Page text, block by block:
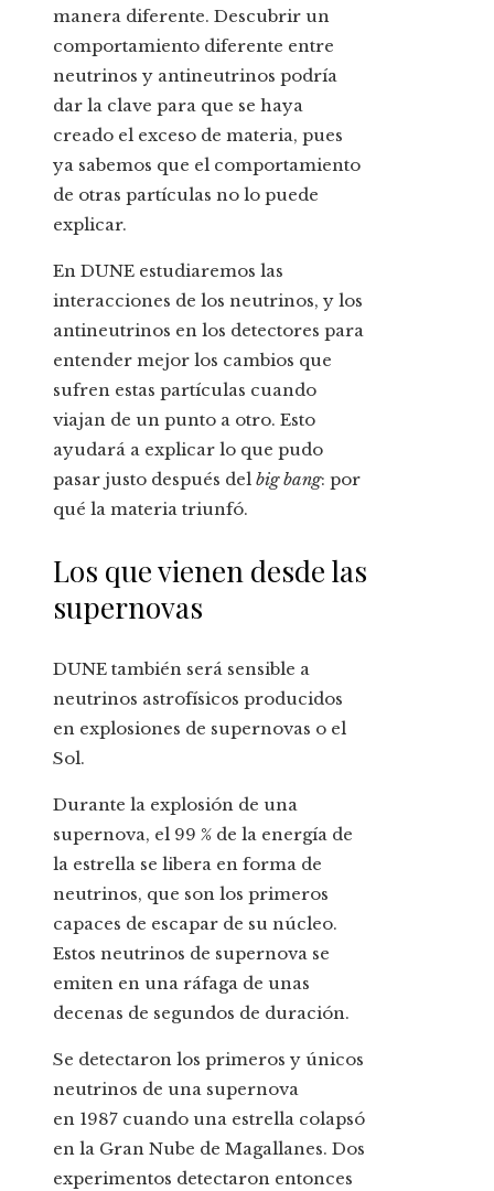
manera diferente. Descubrir un
comportamiento diferente entre
neutrinos y antineutrinos podría
dar la clave para que se haya
creado el exceso de materia, pues
ya sabemos que el comportamiento
de otras partículas no lo puede
explicar.
En DUNE estudiaremos las
interacciones de los neutrinos, y los
antineutrinos en los detectores para
entender mejor los cambios que
sufren estas partículas cuando
viajan de un punto a otro. Esto
ayudará a explicar lo que pudo
pasar justo después del big bang: por
qué la materia triunfó.
Los que vienen desde las
supernovas
DUNE también será sensible a
neutrinos astrofísicos producidos
en explosiones de supernovas o el
Sol.
Durante la explosión de una
supernova, el 99 % de la energía de
la estrella se libera en forma de
neutrinos, que son los primeros
capaces de escapar de su núcleo.
Estos neutrinos de supernova se
emiten en una ráfaga de unas
decenas de segundos de duración.
Se detectaron los primeros y únicos
neutrinos de una supernova
en 1987 cuando una estrella colapsó
en la Gran Nube de Magallanes. Dos
experimentos detectaron entonces